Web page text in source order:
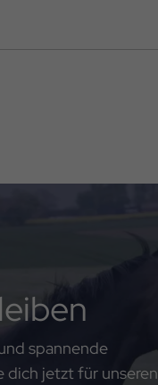
spannende
dich jetzt für unseren